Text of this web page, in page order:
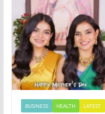
BUSINESS HEALTH LATEST